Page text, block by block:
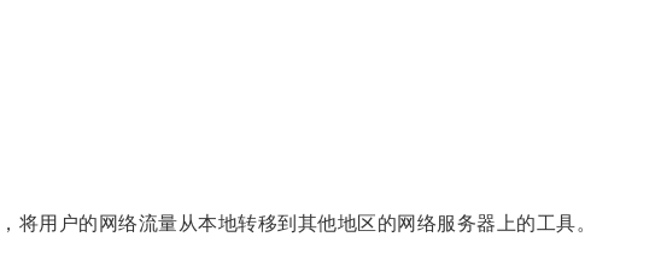
用户的网络流量从本地转移到其他地区的网络服务器上的工具。